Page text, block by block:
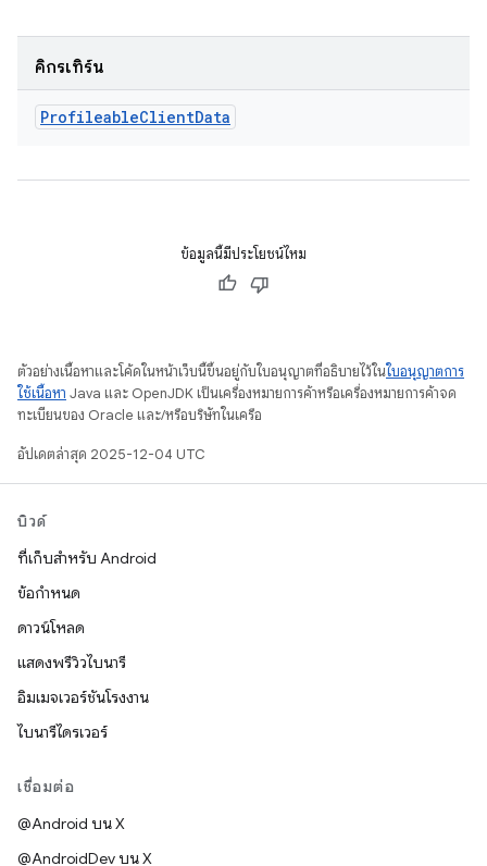
คิกรีเทิร์น
ProfileableClientData
ข้อมูลนี้มีประโยชน์ไหม
ตัวอย่างเนื้อหาและโค้ดในหน้าเว็บนี้ขึ้นอยู่กับใบอนุญาตที่อธิบายไว้ในใบอนุญาตการ
ใช้เนื้อหา Java และ OpenJDK เป็นเครื่องหมายการค้าหรือเครื่องหมายการค้าจด
ทะเบียนของ Oracle และ/หรือบริษัทในเครือ
อัปเดตล่าสุด 2025-12-04 UTC
บิวด์
ที่เก็บสำหรับ Android
ข้อกำหนด
ดาวน์โหลด
แสดงพรีวิวไบนารี
อิมเมจเวอร์ชันโรงงาน
ไบนารีไดรเวอร์
เชื่อมต่อ
@Android บน X
@AndroidDev บน X